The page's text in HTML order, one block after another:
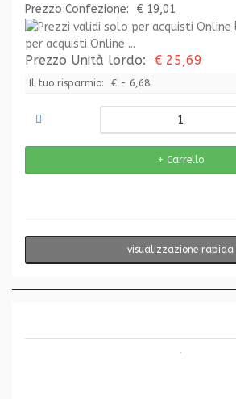
Prezzo Confezione:
€ 19,01
per acquisti Online ...
Prezzo Unità lordo: € 25,69
Il tuo risparmio: € - 6,68
visualizzazione rapida